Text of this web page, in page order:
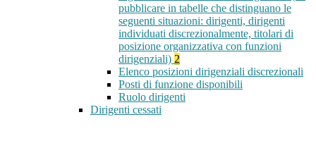
pubblicare in tabelle che distinguano le
seguenti situazioni: dirigenti, dirigenti
individuati discrezionalmente, titolari di
posizione organizzativa con funzioni
dirigenziali) 2
Elenco posizioni dirigenziali discrezionali
Posti di funzione disponibili
Ruolo dirigenti
Dirigenti cessati